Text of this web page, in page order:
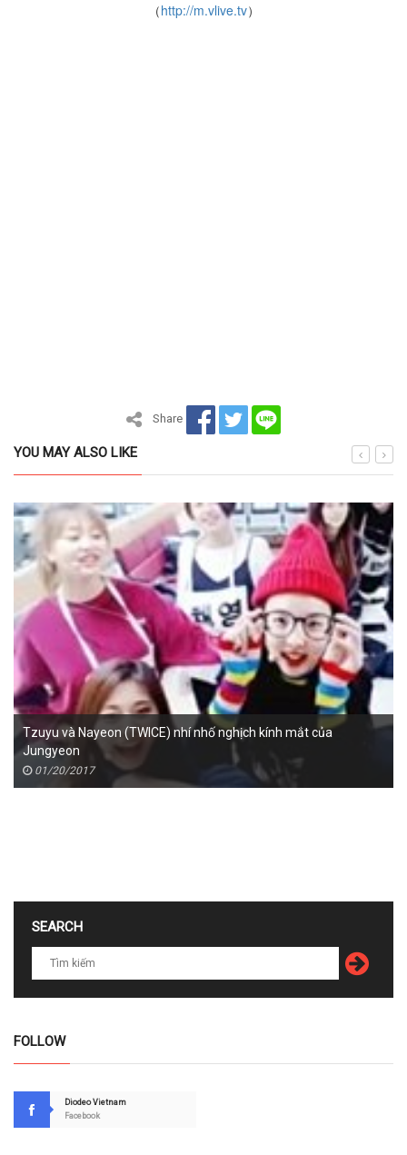
（http://m.vlive.tv）
Share
YOU MAY ALSO LIKE
Tzuyu và Nayeon (TWICE) nhí nhố nghịch kính mắt của
Jungyeon
01/20/2017
SEARCH
FOLLOW
Diodeo Vietnam
Facebook